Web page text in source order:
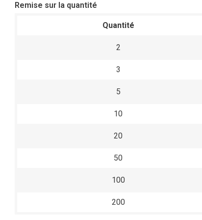
Remise sur la quantité
Quantité
2
3
5
10
20
50
100
200